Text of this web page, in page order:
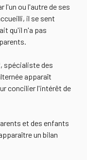
l'un ou l'autre de ses
il se sent
qu'il n'a pas
, spécialiste des
apparaît
concilier l'intérêt de
et des enfants
un bilan